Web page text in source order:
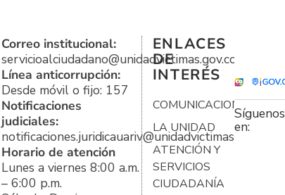
Correo institucional:
servicioalciudadano@unidadvictimas.gov.co
Línea anticorrupción:
Desde móvil o fijo: 157
Notificaciones
judiciales:
notificaciones.juridicauariv@unidadvictimas.gov.co
Horario de atención
Lunes a viernes 8:00 a.m.
– 6:00 p.m.
ENLACES
DE
INTERÉS
COMUNICACIONES
LA UNIDAD
ATENCIÓN Y
SERVICIOS
CIUDADANÍA
Síguenos
en: